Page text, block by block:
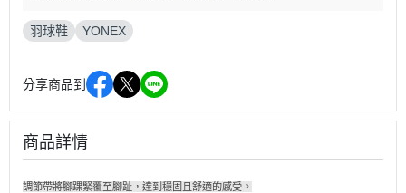
羽球鞋 YONEX
分享商品到
商品詳情
調節帶將腳踝緊覆至腳趾，達到穩固且舒適的感受。